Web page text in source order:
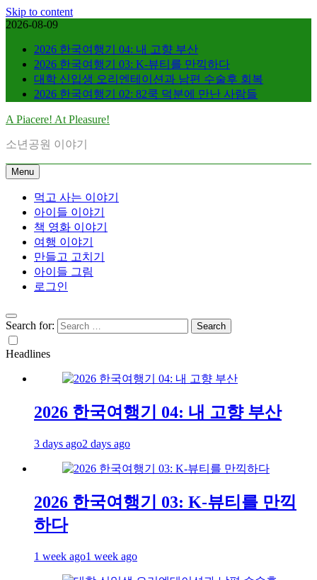
Skip to content
2026-08-09
2026 한국여행기 04: 내 고향 부산
2026 한국여행기 03: K-뷰티를 만끽하다
대학 신입생 오리엔테이션과 남편 수술후 회복
2026 한국여행기 02: 82쿡 덕분에 만난 사람들
A Piacere! At Pleasure!
소년공원 이야기
Menu
먹고 사는 이야기
아이들 이야기
책 영화 이야기
여행 이야기
만들고 고치기
아이들 그림
로그인
Search for:
Headlines
2026 한국여행기 04: 내 고향 부산
3 days ago2 days ago
2026 한국여행기 03: K-뷰티를 만끽
하다
1 week ago1 week ago